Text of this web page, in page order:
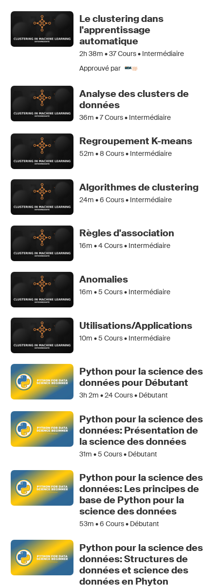
Le clustering dans
l'apprentissage
automatique
2h 38m •37Cours • Intermédiaire
Approuvé par
Analyse des clusters de
données
36m •7Cours • Intermédiaire
Regroupement K-means
52m •8 Cours • Intermédiaire
Algorithmes de clustering
24m •6 Cours • Intermédiaire
Règles d'association
16m •4Cours • Intermédiaire
Anomalies
16m •5 Cours • Intermédiaire
Utilisations/Applications
10m •5 Cours • Intermédiaire
Python pour la science des
données pour Débutant
3h 2m •24Cours • Débutant
Python pour la science des
données: Présentation de
la science des données
31m •5 Cours • Débutant
Python pour la science des
données: Les principes de
base de Python pour la
science des données
53m •6 Cours • Débutant
Python pour la science des
données: Structures de
données et science des
données en Phyton